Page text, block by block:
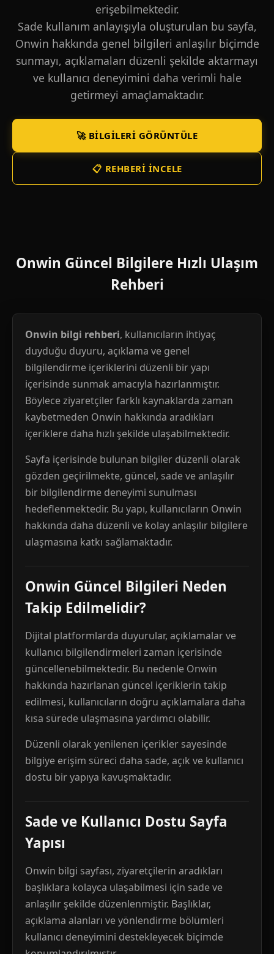
erişebilmektedir.
Sade kullanım anlayışıyla oluşturulan bu sayfa,
Onwin hakkında genel bilgileri anlaşılır biçimde
sunmayı, açıklamaları düzenli şekilde aktarmayı
ve kullanıcı deneyimini daha verimli hale
getirmeyi amaçlamaktadır.
🚀 BILGILERI GÖRÜNTÜLE
📋 REHBERI İNCELE
Onwin Güncel Bilgilere Hızlı Ulaşım
Rehberi
Onwin bilgi rehberi, kullanıcıların ihtiyaç
duyduğu duyuru, açıklama ve genel
bilgilendirme içeriklerini düzenli bir yapı
içerisinde sunmak amacıyla hazırlanmıştır.
Böylece ziyaretçiler farklı kaynaklarda zaman
kaybetmeden Onwin hakkında aradıkları
içeriklere daha hızlı şekilde ulaşabilmektedir.
Sayfa içerisinde bulunan bilgiler düzenli olarak
gözden geçirilmekte, güncel, sade ve anlaşılır
bir bilgilendirme deneyimi sunulması
hedeflenmektedir. Bu yapı, kullanıcıların Onwin
hakkında daha düzenli ve kolay anlaşılır bilgilere
ulaşmasına katkı sağlamaktadır.
Onwin Güncel Bilgileri Neden
Takip Edilmelidir?
Dijital platformlarda duyurular, açıklamalar ve
kullanıcı bilgilendirmeleri zaman içerisinde
güncellenebilmektedir. Bu nedenle Onwin
hakkında hazırlanan güncel içeriklerin takip
edilmesi, kullanıcıların doğru açıklamalara daha
kısa sürede ulaşmasına yardımcı olabilir.
Düzenli olarak yenilenen içerikler sayesinde
bilgiye erişim süreci daha sade, açık ve kullanıcı
dostu bir yapıya kavuşmaktadır.
Sade ve Kullanıcı Dostu Sayfa
Yapısı
Onwin bilgi sayfası, ziyaretçilerin aradıkları
başlıklara kolayca ulaşabilmesi için sade ve
anlaşılır şekilde düzenlenmiştir. Başlıklar,
açıklama alanları ve yönlendirme bölümleri
kullanıcı deneyimini destekleyecek biçimde